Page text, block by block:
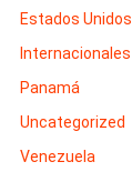
Estados Unidos
Internacionales
Panamá
Uncategorized
Venezuela